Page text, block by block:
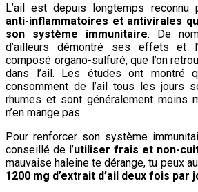
L’ail est depuis longtemps reconnu
anti-inflammatoires et antivirales
son système immunitaire. De
d’ailleurs démontré ses effets et
composé organo-sulfuré, que l’on
dans l’ail. Les études ont montré
consomment de l’ail tous les jours
rhumes et sont généralement moins
n’en mange pas.
Pour renforcer son système
conseillé de l’utiliser frais et non-
mauvaise haleine te dérange, tu peux
1200 mg d’extrait d’ail deux fois par